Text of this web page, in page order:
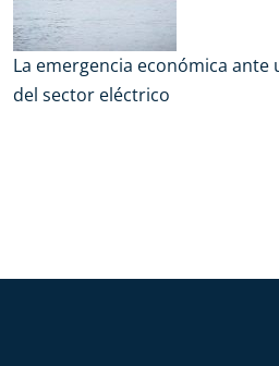
La emergencia económica
del sector eléctrico